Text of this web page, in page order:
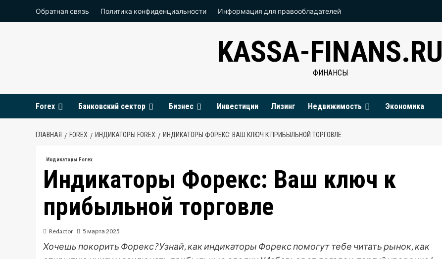
Обратная связь Политика конфиденциальности Информация для правообладателей
KASSA-FINANS.RU
ФИНАНСЫ
Forex Банковский сектор Бизнес Инвестиции Лизинг Недвижимость Экономика
ГЛАВНАЯ FOREX ИНДИКАТОРЫ FOREX ИНДИКАТОРЫ ФОРЕКС: ВАШ КЛЮЧ К ПРИБЫЛЬНОЙ ТОРГОВЛЕ
Индикаторы Forex
Индикаторы Форекс: Ваш ключ к
прибыльной торговле
Redactor 5 марта 2025
Хочешь покорить Форекс? Узнай, как индикаторы Форекс помогут тебе читать рынок, как